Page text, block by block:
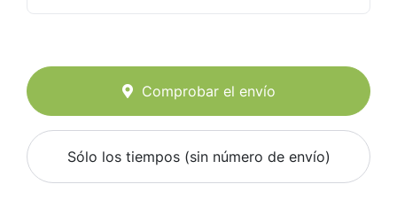
Comprobar el envío
Sólo los tiempos (sin número de envío)